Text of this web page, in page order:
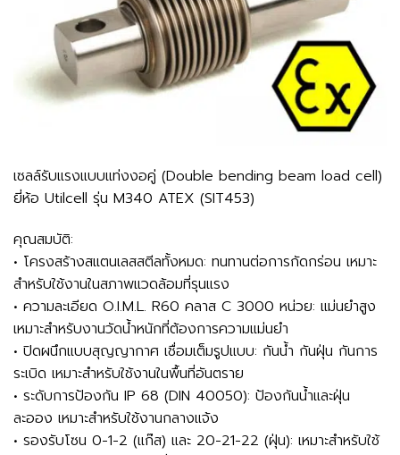
เซลล์รับแรงแบบแท่งงอคู่ (Double bending beam load cell)
ยี่ห้อ Utilcell รุ่น M340 ATEX (SIT453)
คุณสมบัติ:
• โครงสร้างสแตนเลสสตีลทั้งหมด: ทนทานต่อการกัดกร่อน เหมาะ
สำหรับใช้งานในสภาพแวดล้อมที่รุนแรง
• ความละเอียด O.I.M.L. R60 คลาส C 3000 หน่วย: แม่นยำสูง
เหมาะสำหรับงานวัดน้ำหนักที่ต้องการความแม่นยำ
• ปิดผนึกแบบสุญญากาศ เชื่อมเต็มรูปแบบ: กันน้ำ กันฝุ่น กันการ
ระเบิด เหมาะสำหรับใช้งานในพื้นที่อันตราย
• ระดับการป้องกัน IP 68 (DIN 40050): ป้องกันน้ำและฝุ่น
ละออง เหมาะสำหรับใช้งานกลางแจ้ง
• รองรับโซน 0-1-2 (แก๊ส) และ 20-21-22 (ฝุ่น): เหมาะสำหรับใช้